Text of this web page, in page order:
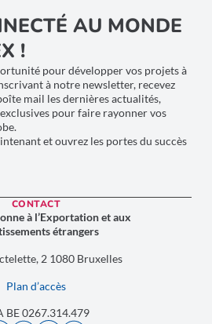
AU MONDE
!
pour développer vos projets à
à notre newsletter, recevez
mail les dernières actualités,
pour faire rayonner vos
et ouvrez les portes du succès
CONTACT
à l’Exportation et aux
étrangers
2 1080 Bruxelles
Plan d’accès
BE 0267.314.479